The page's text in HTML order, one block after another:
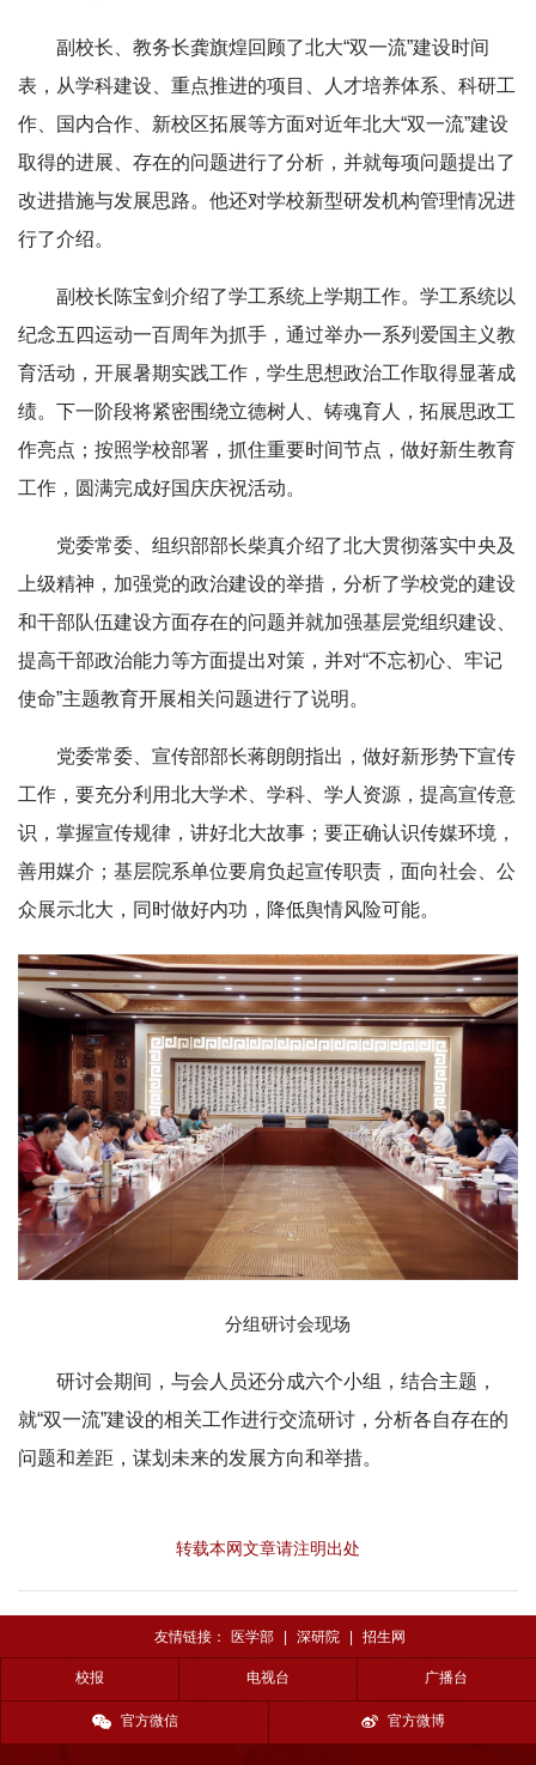
副校长、教务长龚旗煌回顾了北大“双一流”建设时间
表，从学科建设、重点推进的项目、人才培养体系、科研工
作、国内合作、新校区拓展等方面对近年北大“双一流”建设
取得的进展、存在的问题进行了分析，并就每项问题提出了
改进措施与发展思路。他还对学校新型研发机构管理情况进
行了介绍。
副校长陈宝剑介绍了学工系统上学期工作。学工系统以
纪念五四运动一百周年为抓手，通过举办一系列爱国主义教
育活动，开展暑期实践工作，学生思想政治工作取得显著成
绩。下一阶段将紧密围绕立德树人、铸魂育人，拓展思政工
作亮点；按照学校部署，抓住重要时间节点，做好新生教育
工作，圆满完成好国庆庆祝活动。
党委常委、组织部部长柴真介绍了北大贯彻落实中央及
上级精神，加强党的政治建设的举措，分析了学校党的建设
和干部队伍建设方面存在的问题并就加强基层党组织建设、
提高干部政治能力等方面提出对策，并对“不忘初心、牢记
使命”主题教育开展相关问题进行了说明。
党委常委、宣传部部长蒋朗朗指出，做好新形势下宣传
工作，要充分利用北大学术、学科、学人资源，提高宣传意
识，掌握宣传规律，讲好北大故事；要正确认识传媒环境，
善用媒介；基层院系单位要肩负起宣传职责，面向社会、公
众展示北大，同时做好内功，降低舆情风险可能。
分组研讨会现场
研讨会期间，与会人员还分成六个小组，结合主题，
就“双一流”建设的相关工作进行交流研讨，分析各自存在的
问题和差距，谋划未来的发展方向和举措。
转载本网文章请注明出处
友情链接： 医学部 深研院 招生网
校报 电视台 广播台
官方微信 官方微博